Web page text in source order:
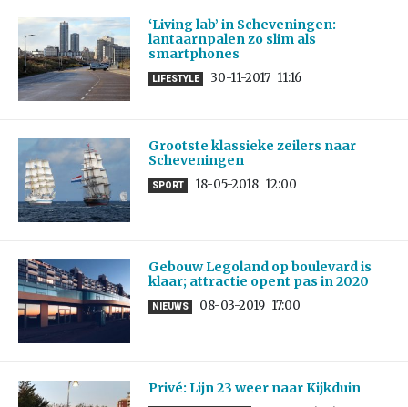
‘Living lab’ in Scheveningen:
lantaarnpalen zo slim als
smartphones
LIFESTYLE 30-11-2017 11:16
Grootste klassieke zeilers naar
Scheveningen
SPORT 18-05-2018 12:00
Gebouw Legoland op boulevard is
klaar; attractie opent pas in 2020
NIEUWS 08-03-2019 17:00
Privé: Lijn 23 weer naar Kijkduin